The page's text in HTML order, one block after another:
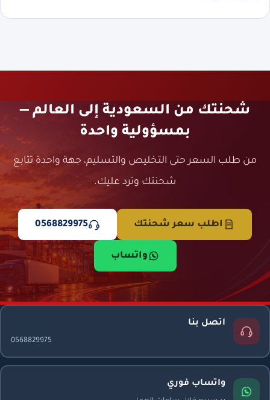
شحنتك من السعودية إلى العالم —
بمسؤولية واحدة
من طلب السعر حتى التخليص والتسليم، جهة واحدة تتابع
شحنتك وترد عليك.
اطلب سعر شحنتك 0568829975
واتساب
اتصل بنا
0568829975
واتساب فوري